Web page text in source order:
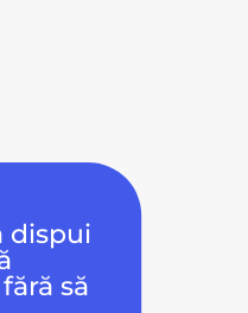
dispui
să